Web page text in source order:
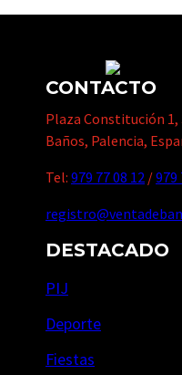
CONTACTO
Plaza Constitución 1,
Baños, Palencia,
Tel: 979 77 08 12 /979
DESTACADO
PIJ
Deporte
Fiestas